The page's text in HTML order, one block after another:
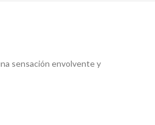
sensación envolvente y